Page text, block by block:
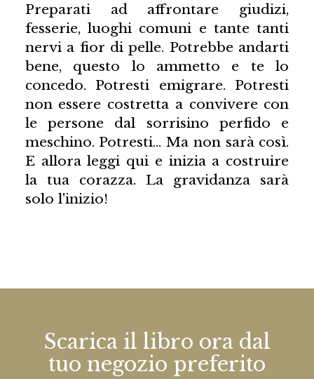
Preparati ad affrontare giudizi,
fesserie, luoghi comuni e tante tanti
nervi a fior di pelle. Potrebbe andarti
bene, questo lo ammetto e te lo
concedo. Potresti emigrare. Potresti
non essere costretta a convivere con
le persone dal sorrisino perfido e
meschino. Potresti... Ma non sarà così.
E allora leggi qui e inizia a costruire
la tua corazza. La gravidanza sarà
solo l'inizio!
Scarica il libro ora dal
tuo negozio preferito